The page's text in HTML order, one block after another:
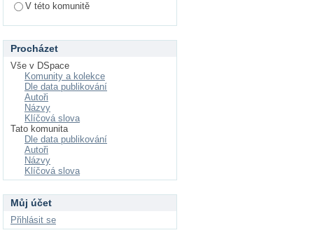
V této komunitě
Procházet
Vše v DSpace
Komunity a kolekce
Dle data publikování
Autoři
Názvy
Klíčová slova
Tato komunita
Dle data publikování
Autoři
Názvy
Klíčová slova
Můj účet
Přihlásit se